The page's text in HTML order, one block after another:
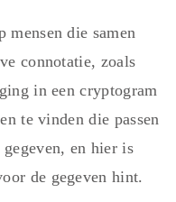
mensen die samen
connotatie, zoals
in een cryptogram
te vinden die passen
en hier is
de gegeven hint.